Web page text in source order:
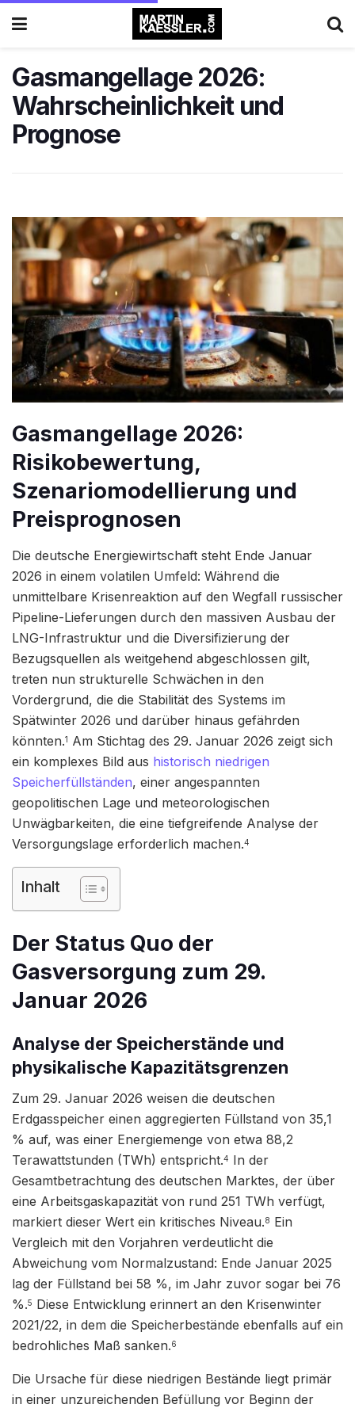
Gasmangellage 2026:
Wahrscheinlichkeit und
Prognose
Gasmangellage 2026:
Risikobewertung,
Szenariomodellierung und
Preisprognosen
Die deutsche Energiewirtschaft steht Ende Januar
2026 in einem volatilen Umfeld: Während die
unmittelbare Krisenreaktion auf den Wegfall russischer
Pipeline-Lieferungen durch den massiven Ausbau der
LNG-Infrastruktur und die Diversifizierung der
Bezugsquellen als weitgehend abgeschlossen gilt,
treten nun strukturelle Schwächen in den
Vordergrund, die die Stabilität des Systems im
Spätwinter 2026 und darüber hinaus gefährden
könnten.1 Am Stichtag des 29. Januar 2026 zeigt sich
ein komplexes Bild aus historisch niedrigen
Speicherfüllständen, einer angespannten
geopolitischen Lage und meteorologischen
Unwägbarkeiten, die eine tiefgreifende Analyse der
Versorgungslage erforderlich machen.4
Inhalt
Der Status Quo der
Gasversorgung zum 29.
Januar 2026
Analyse der Speicherstände und
physikalische Kapazitätsgrenzen
Zum 29. Januar 2026 weisen die deutschen
Erdgasspeicher einen aggregierten Füllstand von 35,1
% auf, was einer Energiemenge von etwa 88,2
Terawattstunden (TWh) entspricht.4 In der
Gesamtbetrachtung des deutschen Marktes, der über
eine Arbeitsgaskapazität von rund 251 TWh verfügt,
markiert dieser Wert ein kritisches Niveau.8 Ein
Vergleich mit den Vorjahren verdeutlicht die
Abweichung vom Normalzustand: Ende Januar 2025
lag der Füllstand bei 58 %, im Jahr zuvor sogar bei 76
%.5 Diese Entwicklung erinnert an den Krisenwinter
2021/22, in dem die Speicherbestände ebenfalls auf ein
bedrohliches Maß sanken.6
Die Ursache für diese niedrigen Bestände liegt primär
in einer unzureichenden Befüllung vor Beginn der